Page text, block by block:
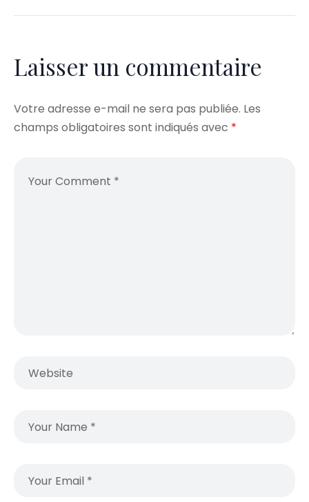
Laisser un commentaire
Votre adresse e-mail ne sera pas publiée. Les
champs obligatoires sont indiqués avec *